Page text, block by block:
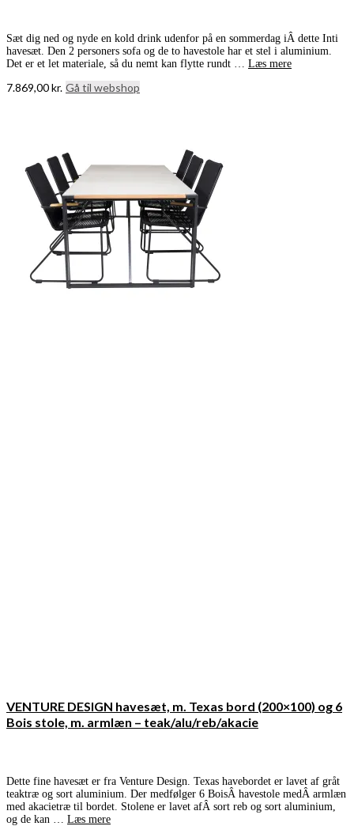
Sæt dig ned og nyde en kold drink udenfor på en sommerdag iÂ dette Inti
havesæt. Den 2 personers sofa og de to havestole har et stel i aluminium.
Det er et let materiale, så du nemt kan flytte rundt … Læs mere
7.869,00kr. Gå til webshop
VENTURE DESIGN havesæt, m. Texas bord (200×100) og 6
Bois stole, m. armlæn – teak/alu/reb/akacie
Dette fine havesæt er fra Venture Design. Texas havebordet er lavet af gråt
teaktræ og sort aluminium. Der medfølger 6 BoisÂ havestole medÂ armlæn
med akacietræ til bordet. Stolene er lavet afÂ sort reb og sort aluminium,
og de kan … Læs mere